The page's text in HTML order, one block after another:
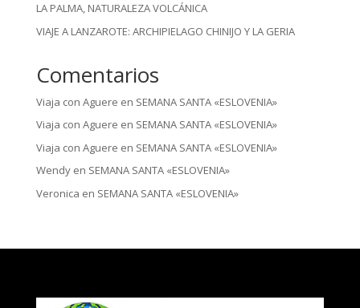
LA PALMA, NATURALEZA VOLCÁNICA
VIAJE A LANZAROTE: ARCHIPIELAGO CHINIJO Y LA GERIA
Comentarios
Viaja con Aguere en SEMANA SANTA «ESLOVENIA»
Viaja con Aguere en SEMANA SANTA «ESLOVENIA»
Viaja con Aguere en SEMANA SANTA «ESLOVENIA»
Wendyen SEMANA SANTA «ESLOVENIA»
Veronica en SEMANA SANTA «ESLOVENIA»